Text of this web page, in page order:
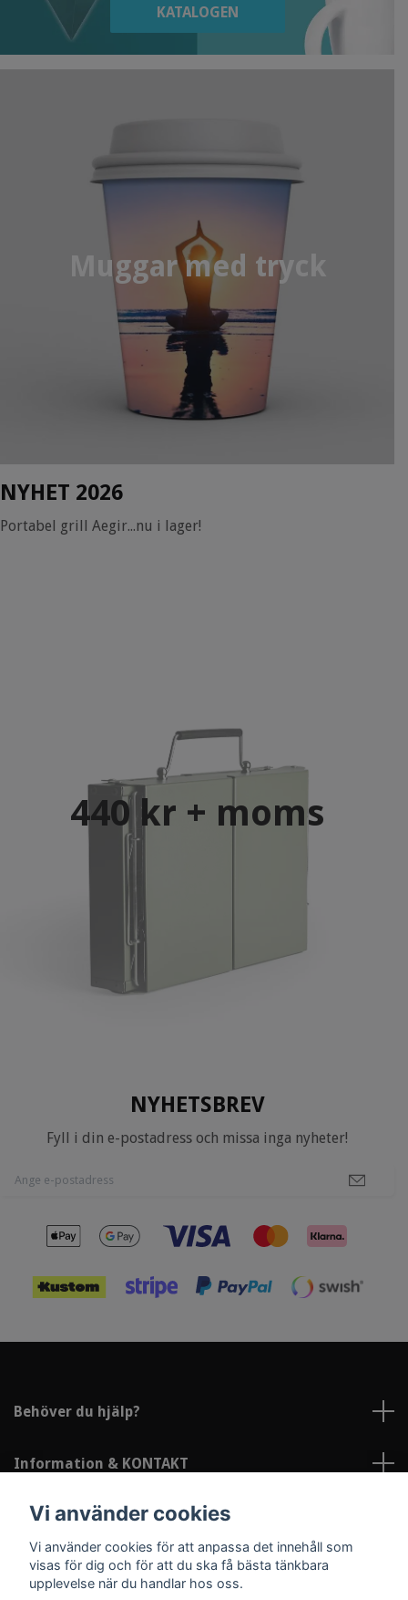
KATALOGEN
Muggar med tryck
NYHET 2026
Portabel grill Aegir...nu i lager!
440 kr + moms
NYHETSBREV
Fyll i din e-postadress och missa inga nyheter!
Behöver du hjälp?
Information & KONTAKT
Sociala medier
Vi använder cookies
Vi använder cookies för att anpassa det innehåll som
visas för dig och för att du ska få bästa tänkbara
upplevelse när du handlar hos oss.